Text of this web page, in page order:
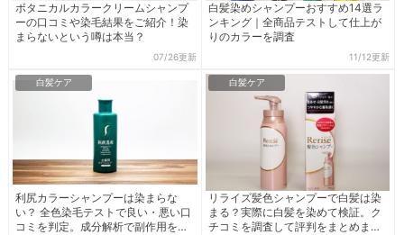
07/26更新
ボタニカルカラークリームシャンプ
ーの口コミや染毛結果をご紹介！染
まらないという噂は本当？
11/12更新
白髪染めシャンプーおすすめ14選ラ
ンキング｜全商品テストして仕上が
りのカラーを調査
白髪ケア
利尻カラーシャンプーは染まらな
い？ 全色染毛テストで良い・悪い口
コミを判定。成分解析で副作用を検
白髪ケア
リライズ髪色シャンプーで白髪は染
まる？実際に白髪を染めて検証。ク
チコミを調査して評判をまとめまし